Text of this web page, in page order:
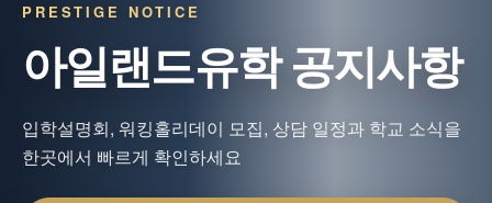
PRESTIGE NOTICE
아일랜드유학 공지사항
입학설명회, 워킹홀리데이 모집, 상담 일정과 학교 소식을
한곳에서 빠르게 확인하세요